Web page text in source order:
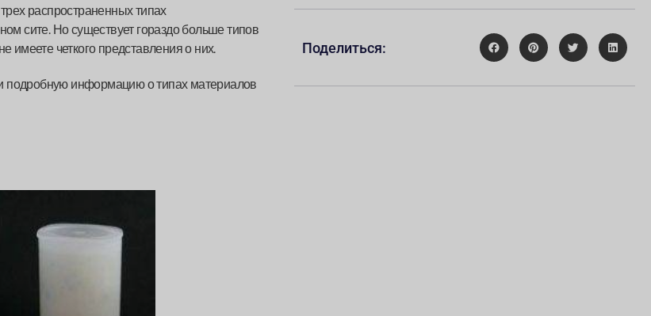
распространенных типах
сите. Но существует гораздо больше типов
имеете четкого представления о них.
подробную информацию о типах материалов
Поделиться: